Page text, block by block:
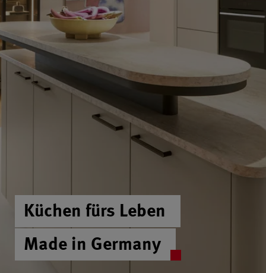
Küchen fürs Leben
Made in Germany